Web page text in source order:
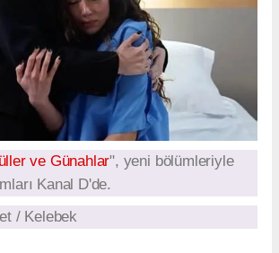
ve Günahlar", yeni bölümleriyle
Kanal D'de.
/ Kelebek